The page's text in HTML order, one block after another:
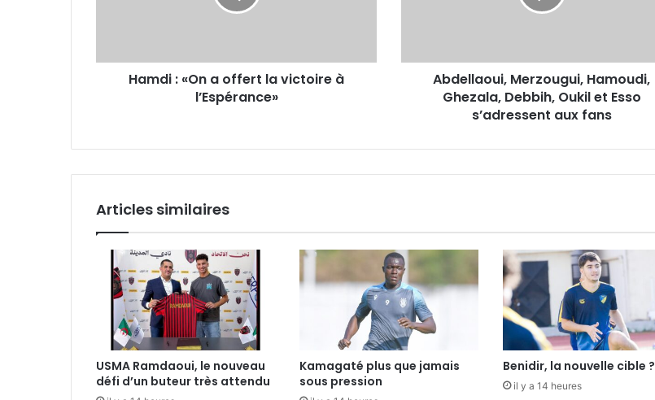
Hamdi : «On a offert la victoire à
l’Espérance»
s’adressent
Abdellaoui, Merzougui, Hamoudi,
Ghezala, Debbih, Oukil et Esso
s’adressent aux fans
Articles similaires
USMA Ramdaoui, le nouveau
défi d’un buteur très attendu
Kamagaté plus que jamais
sous pression
Benidir, la nouvelle cible ?
il y a 14 heures